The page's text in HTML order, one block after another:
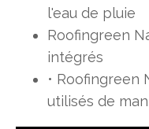
l'eau de pluie
Roofingreen
intégrés
• Roofingreen
utilisés de